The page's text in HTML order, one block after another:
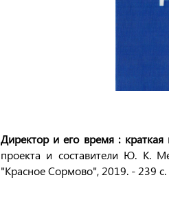
Директор и его время : краткая
проекта и составители Ю. К.
"Красное Сормово", 2019. - 239